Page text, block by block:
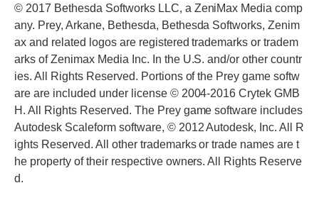
© 2017 Bethesda Softworks LLC, a ZeniMax Media comp
any. Prey, Arkane, Bethesda, Bethesda Softworks, Zenim
ax and related logos are registered trademarks or tradem
arks of Zenimax Media Inc. In the U.S. and/or other countr
ies. All Rights Reserved. Portions of the Prey game softw
are are included under license © 2004-2016 Crytek GMB
H. All Rights Reserved. The Prey game software includes
Autodesk Scaleform software, © 2012 Autodesk, Inc. All R
ights Reserved. All other trademarks or trade names are t
he property of their respective owners. All Rights Reserve
d.